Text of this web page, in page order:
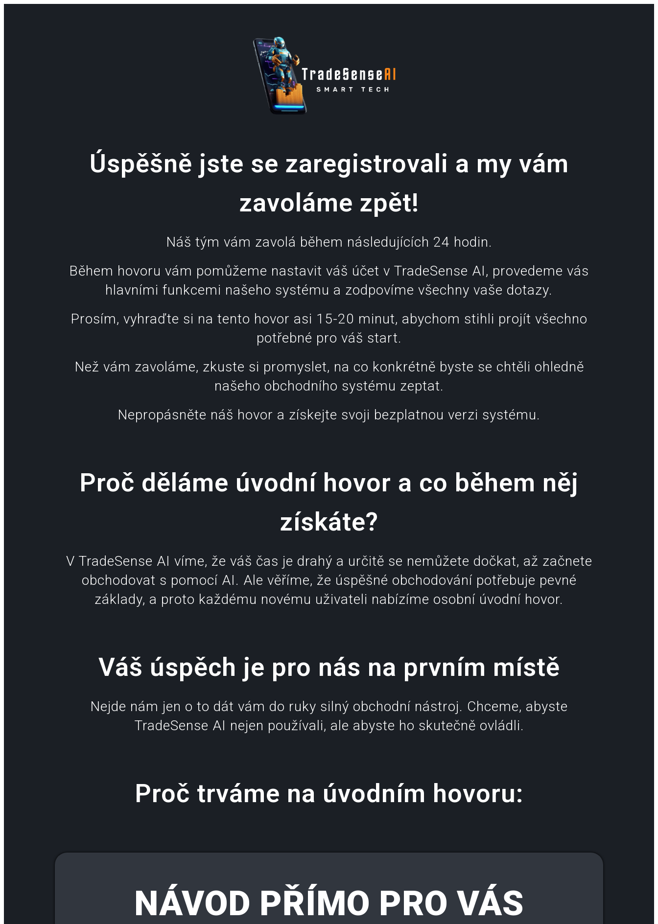
Úspěšně jste se zaregistrovali a my vám
zavoláme zpět!
Náš tým vám zavolá během následujících 24 hodin.
Během hovoru vám pomůžeme nastavit váš účet v TradeSense AI, provedeme vás
hlavními funkcemi našeho systému a zodpovíme všechny vaše dotazy.
Prosím, vyhraďte si na tento hovor asi 15-20 minut, abychom stihli projít všechno
potřebné pro váš start.
Než vám zavoláme, zkuste si promyslet, na co konkrétně byste se chtěli ohledně
našeho obchodního systému zeptat.
Nepropásněte náš hovor a získejte svoji bezplatnou verzi systému.
Proč děláme úvodní hovor a co během něj
získáte?
V TradeSense AI víme, že váš čas je drahý a určitě se nemůžete dočkat, až začnete
obchodovat s pomocí AI. Ale věříme, že úspěšné obchodování potřebuje pevné
základy, a proto každému novému uživateli nabízíme osobní úvodní hovor.
Váš úspěch je pro nás na prvním místě
Nejde nám jen o to dát vám do ruky silný obchodní nástroj. Chceme, abyste
TradeSense AI nejen používali, ale abyste ho skutečně ovládli.
Proč trváme na úvodním hovoru:
NÁVOD PŘÍMO PRO VÁS